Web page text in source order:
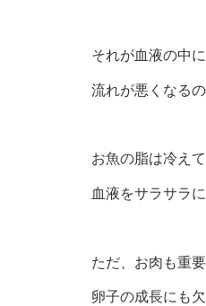
それが血液の中
流れが悪くなる
お魚の脂は冷え
血液をサラサラ
ただ、お肉も重
卵子の成長にも